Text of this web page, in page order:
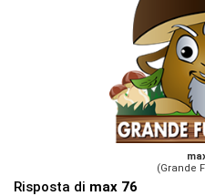
(Grande
Risposta di max 76